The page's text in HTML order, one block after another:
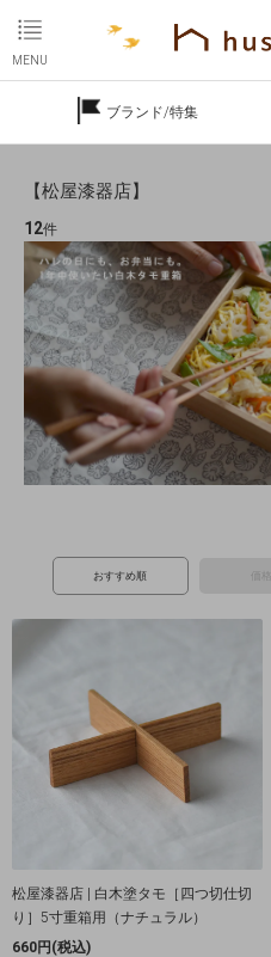
MENU
ブランド/特集
【松屋漆器店】
12件
おすすめ順
松屋漆器店 | 白木塗タモ［四つ切仕切
り］5寸重箱用（ナチュラル）
660円(税込)